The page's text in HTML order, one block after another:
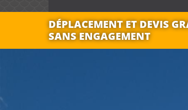
DÉPLACEMENT ET DEVIS
SANS ENGAGEMENT